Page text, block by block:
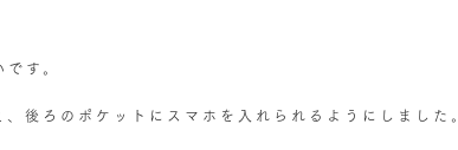
す。
後ろのポケットにスマホを入れられるようにしました。